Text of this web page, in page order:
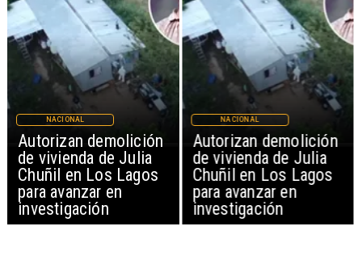
Autorizan demolición
de vivienda de Julia
Chuñil en Los Lagos
para avanzar en
investigación
NACIONAL
Autorizan demolición
de vivienda de Julia
Chuñil en Los Lagos
para avanzar en
investigación
NACIONAL